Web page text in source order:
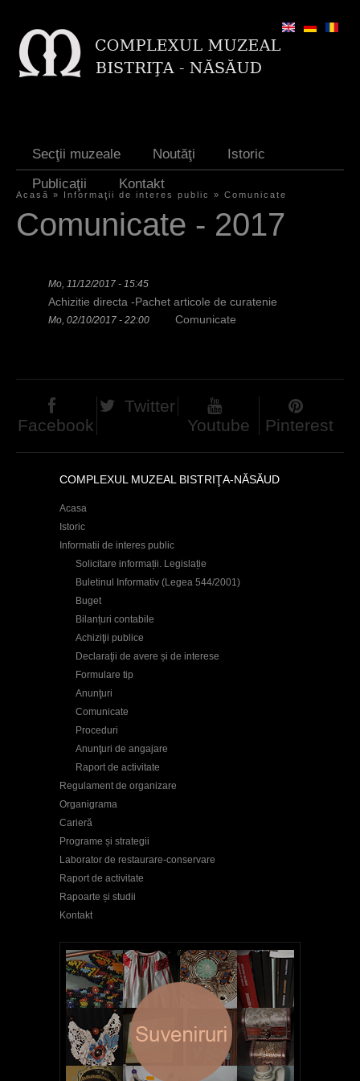
Secţii muzeale Noutăţi
Istoric
Publicaţii
Kontakt
S
d
i
e
Acasă » Informaţii de interes public » Comunicate
Comunicate - 2017
Mo, 11/12/2017 - 15:45
Achizitie directa -Pachet articole de curatenie
Mo, 02/10/2017 - 22:00 Comunicate
Facebook
Twitter
Youtube
Pinterest
COMPLEXUL MUZEAL BISTRIŢA-NĂSĂUD
Acasa
Istoric
Informatii de interes public
Solicitare informații. Legislație
Buletinul Informativ (Legea 544/2001)
Buget
Bilanțuri contabile
Achiziţii publice
Declaraţii de avere și de interese
Formulare tip
Anunţuri
Comunicate
Proceduri
Anunţuri de angajare
Raport de activitate
Regulament de organizare
Organigrama
Carieră
Programe și strategii
Laborator de restaurare-conservare
Raport de activitate
Rapoarte și studii
Kontakt